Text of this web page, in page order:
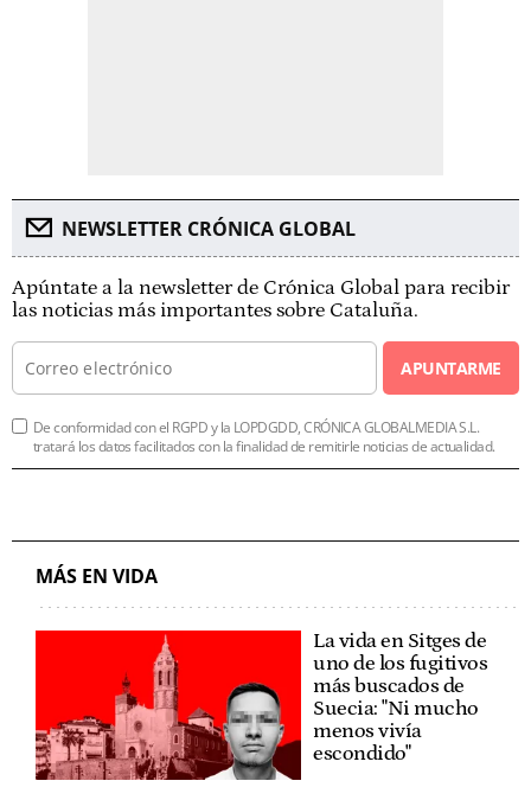
NEWSLETTER CRÓNICA GLOBAL
Apúntate a la newsletter de Crónica Global para recibir
las noticias más importantes sobre Cataluña.
APUNTARME
De conformidad con el RGPD y la LOPDGDD, CRÓNICA GLOBALMEDIA S.L.
tratará los datos facilitados con la finalidad de remitirle noticias de actualidad.
MÁS EN VIDA
La vida en Sitges de
uno de los fugitivos
más buscados de
Suecia: "Ni mucho
menos vivía
escondido"